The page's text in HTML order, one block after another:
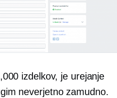
izdelkov, je urejanje
neverjetno zamudno.